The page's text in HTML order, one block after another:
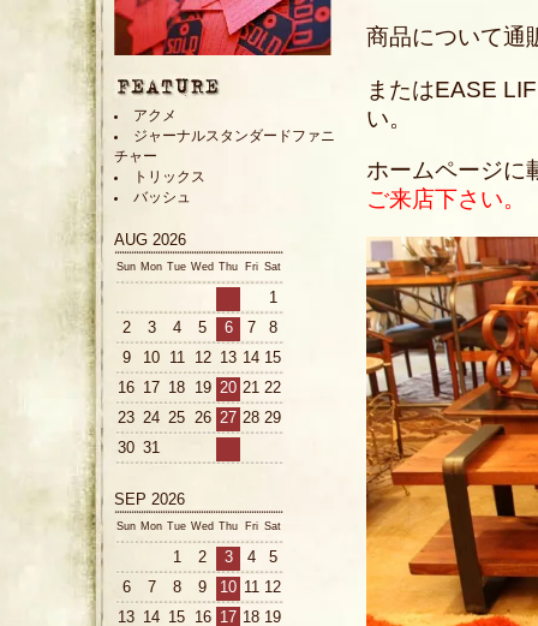
商品について通
またはEASE
い。
ホームページに
ご来店下さい。
アクメ
ジャーナルスタンダードファニ
チャー
トリックス
バッシュ
AUG 2026
Sun Mon Tue Wed Thu Fri Sat
1
2
3 4 5 6 7
8
9
10 11 12 13 14 15
16 17 18 19 20 21 22
23 24 25 26 27 28 29
30 31
SEP 2026
Sun Mon Tue Wed Thu Fri Sat
1 2 3 4
5
6
7 8 9 10 11 12
13 14 15 16 17 18 19